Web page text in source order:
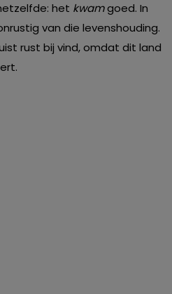
het kwamgoed. In
van die levenshouding.
rust bij vind, omdat dit land